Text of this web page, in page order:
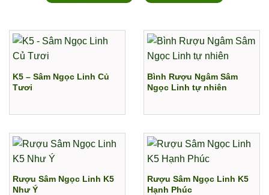
K5 – Sâm Ngọc Linh Củ
Tươi
Bình Rượu Ngâm Sâm
Ngọc Linh tự nhiên
Rượu Sâm Ngọc Linh K5
Như Ý
Rượu Sâm Ngọc Linh K5
Hạnh Phúc